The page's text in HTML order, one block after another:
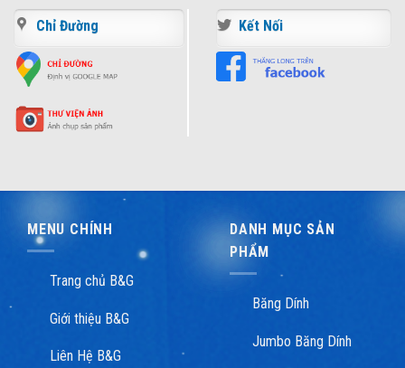
Chỉ Đường Kết Nối
MENU CHÍNH
Trang chủ B&G
Giới thiệu B&G
Liên Hệ B&G
DANH MỤC SẢN
PHẨM
Băng Dính
Jumbo Băng Dính